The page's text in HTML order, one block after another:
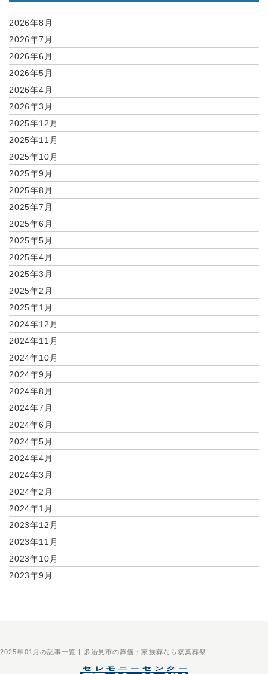
2025年01月の記事一覧 | 多治見市の葬儀・家族葬なら双葉葬祭
2026年8月
2026年7月
2026年6月
2026年5月
2026年4月
2026年3月
2025年12月
2025年11月
2025年10月
2025年9月
2025年8月
2025年7月
2025年6月
2025年5月
2025年4月
2025年3月
2025年2月
2025年1月
2024年12月
2024年11月
2024年10月
2024年9月
2024年8月
2024年7月
2024年6月
2024年5月
2024年4月
2024年3月
2024年2月
2024年1月
2023年12月
2023年11月
2023年10月
2023年9月